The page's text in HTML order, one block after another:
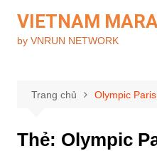
phần
VIETNAM
by VNRUN NETWORK
Trang chủ Olympic
Thẻ: Olympic